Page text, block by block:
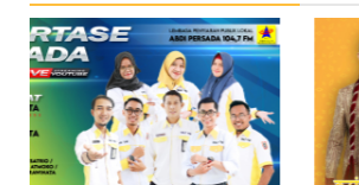
//2